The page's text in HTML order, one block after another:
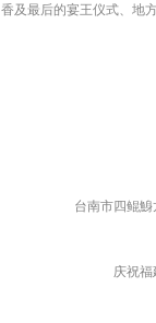
香及最后的宴王仪式、地
台南市四鲲
庆祝